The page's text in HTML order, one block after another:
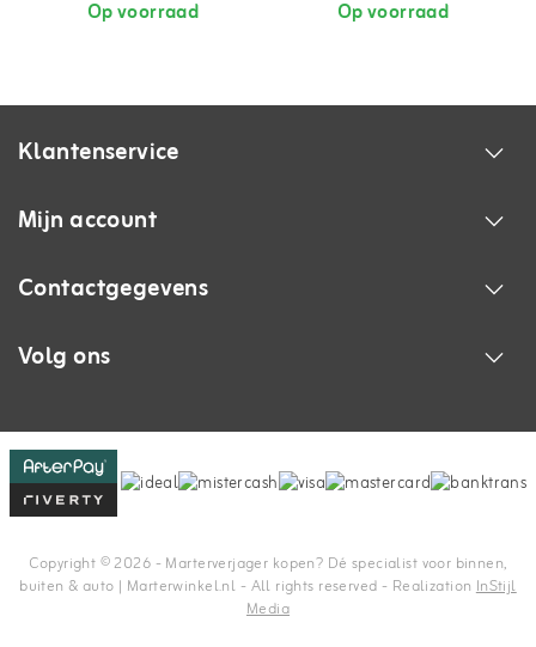
Op voorraad Op voorraad
Klantenservice
Mijn account
Contactgegevens
Volg ons
Copyright © 2026 - Marterverjager kopen? Dé specialist voor binnen,
buiten & auto | Marterwinkel.nl - All rights reserved - Realization InStijl
Media